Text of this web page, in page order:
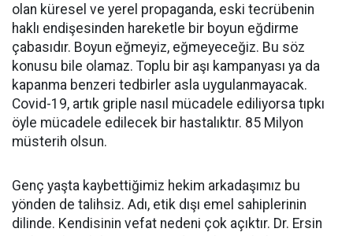
olan küresel ve yerel propaganda, eski tecrübenin
haklı endişesinden hareketle bir boyun eğdirme
çabasıdır. Boyun eğmeyiz, eğmeyeceğiz. Bu söz
konusu bile olamaz. Toplu bir aşı kampanyası ya da
kapanma benzeri tedbirler asla uygulanmayacak.
Covid-19, artık griple nasıl mücadele ediliyorsa tıpkı
öyle mücadele edilecek bir hastalıktır. 85 Milyon
müsterih olsun.
Genç yaşta kaybettiğimiz hekim arkadaşımız bu
yönden de talihsiz. Adı, etik dışı emel sahiplerinin
dilinde. Kendisinin vefat nedeni çok açıktır. Dr. Ersin